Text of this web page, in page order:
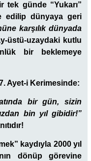
tek günde “Yukarı”
edilip dünyaya geri
karşılık dünyada
üstü-uzaydaki kutlu
bir beklemeye
Ayet-i Kerimesinde:
bir gün, sizin
bin yıl gibidir!”
kaydıyla 2000 yıl
dönüp görevine